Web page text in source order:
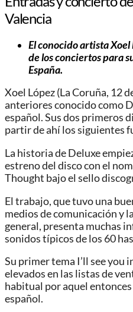
Valencia
El conocido artista Xoel
de los conciertos para
España.
Xoel López (La Coruña, 12
anteriores conocido como
español. Sus dos primeros
partir de ahí los siguientes
La historia de Deluxe
estreno del disco con el
Thought bajo el sello
El trabajo, que tuvo una
medios de comunicación y
general, presenta muchas
sonidos típicos de los 60
Su primer tema I’ll see you
elevados en las listas de
habitual por aquel
español.